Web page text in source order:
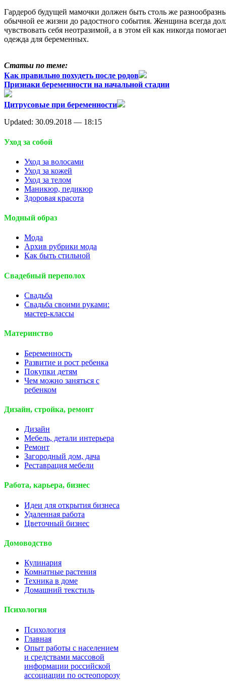
Гардероб будущей мамочки должен быть столь же
обычной ее жизни до радостного события. Женщина всегда
чувствовать себя неотразимой, а в этом ей как никогда
одежда для беременных.
Статьи по теме:
Как правильно похудеть после родов
Признаки беременности на начальной стадии
Цитрусовые при беременности
Updated: 30.09.2018 — 18:15
Уход за собой
Уход за волосами
Уход за кожей
Уход за телом
Маникюр, педикюр
Здоровая красота
Модный образ
Мода
Архив рубрики мода
Как быть стильной
Свадебный переполох
Свадьба
Свадьба своими руками:
мастер-классы
Материнство
Беременность
Развитие и рост ребенка
Покупки детям
Чем можно заняться с
ребенком
Дизайн, стройка, ремонт
Дизайн
Мебель, детали интерьера
Ремонт
Загородный дом, дача
Реставрация мебели
Работа, карьера, бизнес
Идеи для открытия бизнеса
Удаленная работа
Цветочный бизнес
Домоводство
Кулинария
Комнатные растения
Техника в доме
Домашний текстиль
Психология
Психология
Главная
Опыт работы с населением
и средствами массовой
информации российской
ассоциации по остеопорозу